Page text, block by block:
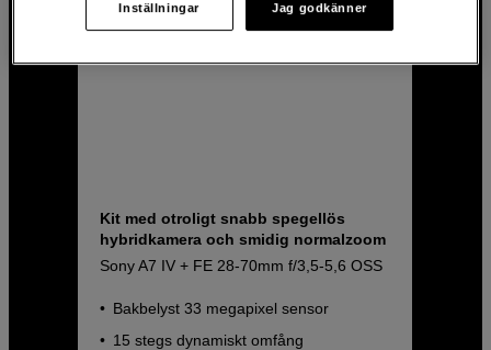
Kit med otroligt snabb spegellös
hybridkamera och smidig normalzoom
Sony A7 IV + FE 28-70mm f/3,5-5,6 OSS
Bakbelyst 33 megapixel sensor
15 stegs dynamiskt omfång
Inställningar Jag godkänner